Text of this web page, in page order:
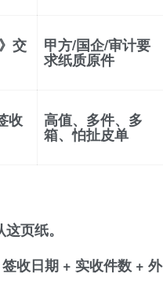
交 甲方/国企/审计要
求纸质原件
收 高值、多件、多
箱、怕扯皮单
页纸。
签收日期 + 实收件数 + 外